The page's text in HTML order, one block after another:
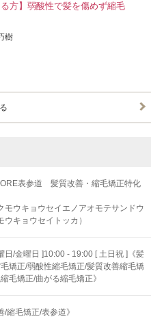
る方】弱酸性で髪を傷めず縮毛
樹
表参道 髪質改善・縮毛矯正特化
モウキョウセイエノアオモテサンドウ
キョウセイトッカ）
日/金曜日 ]10:00 - 19:00 [ 土日祝 ]《髪
矯正/弱酸性縮毛矯正/髪質改善縮毛矯
毛矯正/曲がる縮毛矯正》
毛矯正/表参道》